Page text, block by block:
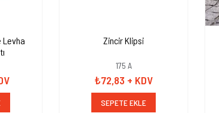
Levha
Zincir Klipsi
175 A
₺72,83 + KDV
SEPETE EKLE